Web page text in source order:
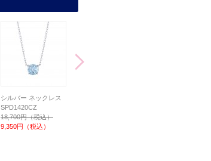
シルバー ネックレス
SPD1420CZ
18,700円（税込）
9,350円（税込）